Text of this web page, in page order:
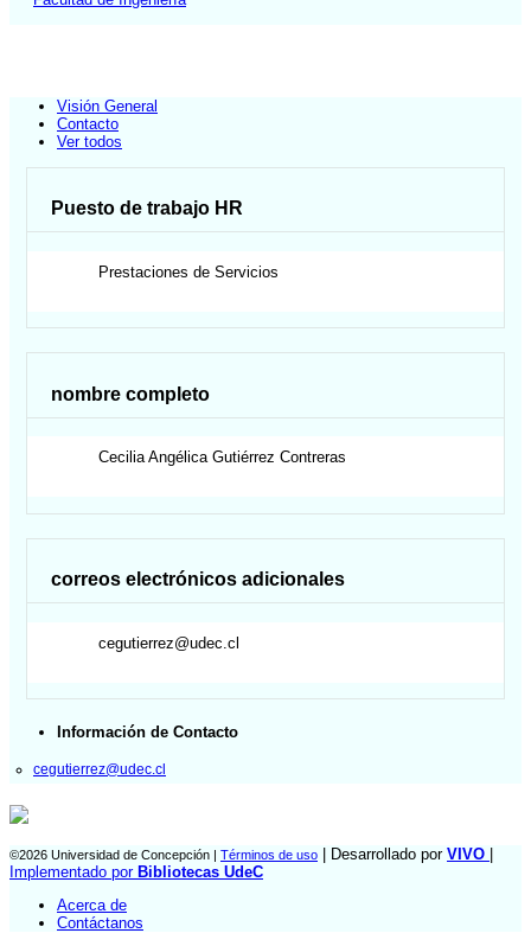
Visión General
Contacto
Ver todos
Puesto de trabajo HR
Prestaciones de Servicios
nombre completo
Cecilia Angélica Gutiérrez Contreras
correos electrónicos adicionales
cegutierrez@udec.cl
Información de Contacto
cegutierrez@udec.cl
©2026 Universidad de Concepción | Términos de uso | Desarrollado por VIVO |
Implementado por Bibliotecas UdeC
Acerca de
Contáctanos